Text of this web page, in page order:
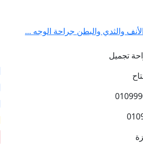
والثدي والبطن جراحة الوجه ...
تجميل